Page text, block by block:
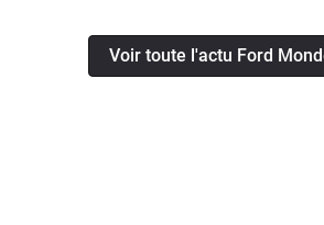
Voir toute l'actu Ford